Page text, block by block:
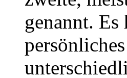
genannt.